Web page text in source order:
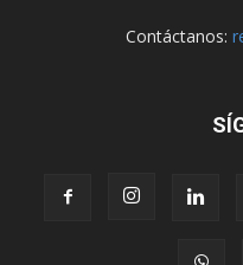
Contáctanos: